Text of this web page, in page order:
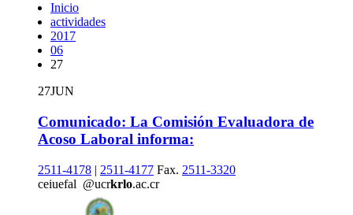
Inicio
actividades
2017
06
27
27JUN
Comunicado: La Comisión Evaluadora de
Acoso Laboral informa:
2511-4178 | 2511-4177 Fax. 2511-3320
ceiuefal @ucrkrlo.ac.cr